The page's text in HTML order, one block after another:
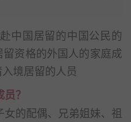
中国居留的中国公民的
资格的外国人的家庭成
境居留的人员
？
的配偶、兄弟姐妹、祖